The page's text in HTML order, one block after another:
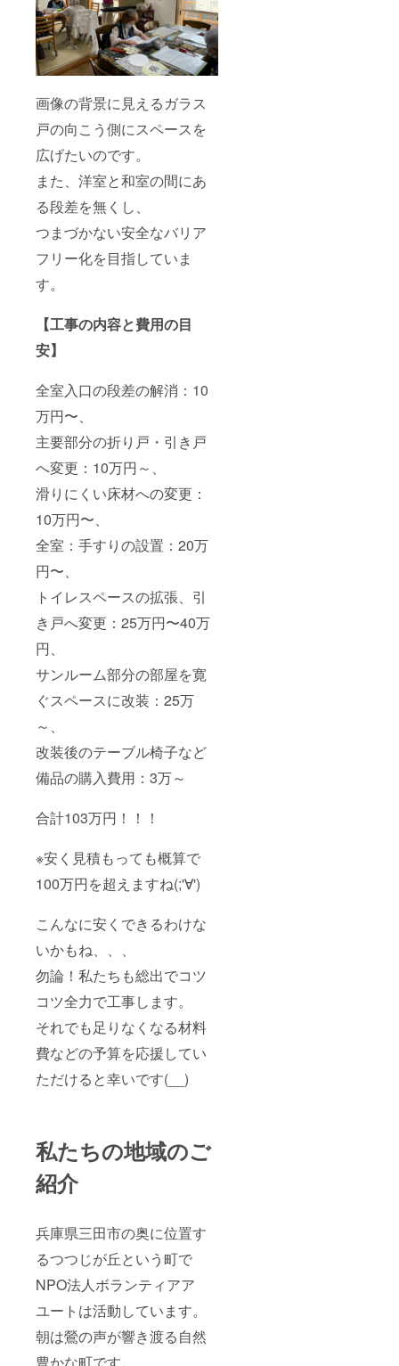
画像の背景に見えるガラス
戸の向こう側にスペースを
広げたいのです。
また、洋室と和室の間にあ
る段差を無くし、
つまづかない安全なバリア
フリー化を目指していま
す。
【工事の内容と費用の目
安】
全室入口の段差の解消：10
万円〜、
主要部分の折り戸・引き戸
へ変更：10万円～、
滑りにくい床材への変更：
10万円〜、
全室：手すりの設置：20万
円〜、
トイレスペースの拡張、引
き戸へ変更：25万円〜40万
円、
サンルーム部分の部屋を寛
ぐスペースに改装：25万
～、
改装後のテーブル椅子など
備品の購入費用：3万～
合計103万円！！！
※安く見積もっても概算で
100万円を超えますね(;'∀')
こんなに安くできるわけな
いかもね、、、
勿論！私たちも総出でコツ
コツ全力で工事します。
それでも足りなくなる材料
費などの予算を応援してい
ただけると幸いです(__)
私たちの地域のご
紹介
兵庫県三田市の奥に位置す
るつつじが丘という町で
NPO法人ボランティアア
ユートは活動しています。
朝は鶯の声が響き渡る自然